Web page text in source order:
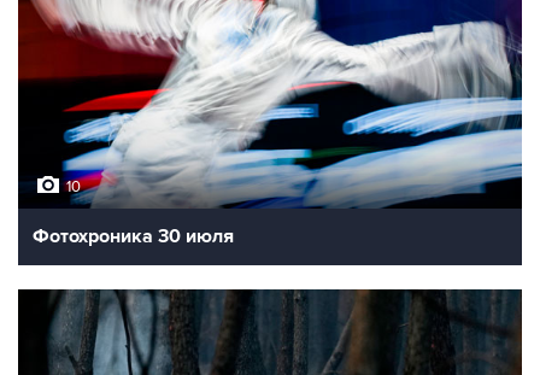
10
Фотохроника 30 июля